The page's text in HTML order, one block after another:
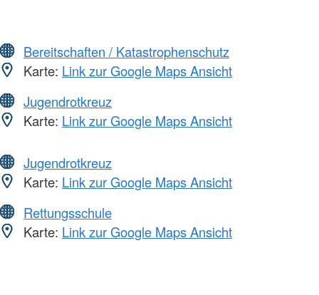
Bereitschaften / Katastrophenschutz
Karte: Link zur Google Maps Ansicht
Jugendrotkreuz
Karte: Link zur Google Maps Ansicht
Jugendrotkreuz
Karte: Link zur Google Maps Ansicht
Rettungsschule
Karte: Link zur Google Maps Ansicht